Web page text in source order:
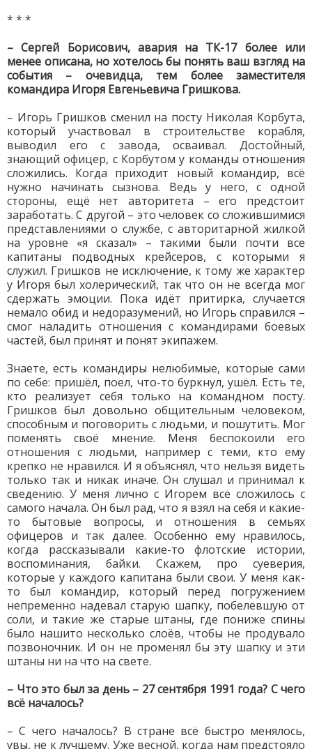
* * *
– Сергей Борисович, авария на ТК-17 более или
менее описана, но хотелось бы понять ваш взгляд на
события – очевидца, тем более заместителя
командира Игоря Евгеньевича Гришкова.
– Игорь Гришков сменил на посту Николая Корбута,
который участвовал в строительстве корабля,
выводил его с завода, осваивал. Достойный,
знающий офицер, с Корбутом у команды отношения
сложились. Когда приходит новый командир, всё
нужно начинать сызнова. Ведь у него, с одной
стороны, ещё нет авторитета – его предстоит
заработать. С другой – это человек со сложившимися
представлениями о службе, с авторитарной жилкой
на уровне «я сказал» – такими были почти все
капитаны подводных крейсеров, с которыми я
служил. Гришков не исключение, к тому же характер
у Игоря был холерический, так что он не всегда мог
сдержать эмоции. Пока идёт притирка, случается
немало обид и недоразумений, но Игорь справился –
смог наладить отношения с командирами боевых
частей, был принят и понят экипажем.
Знаете, есть командиры нелюбимые, которые сами
по себе: пришёл, поел, что-то буркнул, ушёл. Есть те,
кто реализует себя только на командном посту.
Гришков был довольно общительным человеком,
способным и поговорить с людьми, и пошутить. Мог
поменять своё мнение. Меня беспокоили его
отношения с людьми, например с теми, кто ему
крепко не нравился. И я объяснял, что нельзя видеть
только так и никак иначе. Он слушал и принимал к
сведению. У меня лично с Игорем всё сложилось с
самого начала. Он был рад, что я взял на себя и какие-
то бытовые вопросы, и отношения в семьях
офицеров и так далее. Особенно ему нравилось,
когда рассказывали какие-то флотские истории,
воспоминания, байки. Скажем, про суеверия,
которые у каждого капитана были свои. У меня как-
то был командир, который перед погружением
непременно надевал старую шапку, побелевшую от
соли, и такие же старые штаны, где пониже спины
было нашито несколько слоёв, чтобы не продувало
позвоночник. И он не променял бы эту шапку и эти
штаны ни на что на свете.
– Что это был за день – 27 сентября 1991 года? С чего
всё началось?
– С чего началось? В стране всё быстро менялось,
увы, не к лучшему. Уже весной, когда нам предстояло